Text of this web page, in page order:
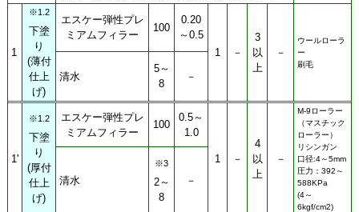
1
※1.2
下塗
り
(薄付
仕上
げ)
エスケー弾性プレ
ミアムフィラー
100
0.20
～0.5
1
－
3
以
上
－
ウールローラ
ー
刷毛
清水
5～
8
－
1'
※1.2
下塗
り
(厚付
仕上
げ)
エスケー弾性プレ
ミアムフィラー
100
0.5～
1.0
1 －
4
以
上
－
M-9ローラー
（マスチック
ローラー）
リシンガン
口径:4～5mm
圧力：392～
588KPa
(4～
6kgf/cm2)
清水
※3
2～
8
－